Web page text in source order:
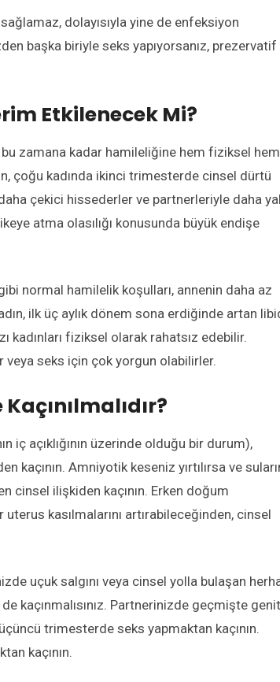
dolayısıyla yine de enfeksiyon
başka biriyle seks yapıyorsanız, prezervatif
Etkilenecek Mi?
bu zamana kadar hamileliğine hem fiziksel
çoğu kadında ikinci trimesterde cinsel dürtü
çekici hissederler ve partnerleriyle daha
atma olasılığı konusunda büyük endişe
normal hamilelik koşulları, annenin daha az
ilk üç aylık dönem sona erdiğinde artan
kadınları fiziksel olarak rahatsız edebilir.
seks için çok yorgun olabilirler.
iç açıklığının üzerinde olduğu bir durum),
Amniyotik keseniz yırtılırsa ve
cinsel ilişkiden kaçının. Erken doğum
kasılmalarını artırabileceğinden, cinsel
uçuk salgını veya cinsel yolla bulaşan
kaçınmalısınız. Partnerinizde geçmişte
trimesterde seks yapmaktan kaçının.
kaçının.